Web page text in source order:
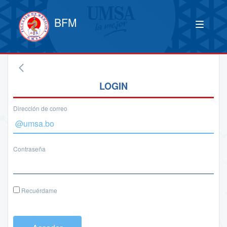
BFM
LOGIN
Dirección de correo
Contraseña
Recuérdame